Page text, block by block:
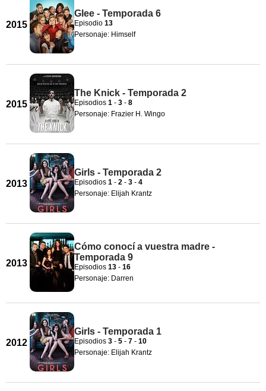
2015
Glee - Temporada 6
Episodio 13
Personaje: Himself
2015
The Knick - Temporada 2
Episodios 1 - 3 - 8
Personaje: Frazier H. Wingo
2013
Girls - Temporada 2
Episodios 1 - 2 - 3 - 4
Personaje: Elijah Krantz
2013
Cómo conocí a vuestra madre -
Temporada 9
Episodios 13 - 16
Personaje: Darren
2012
Girls - Temporada 1
Episodios 3 - 5 - 7 - 10
Personaje: Elijah Krantz